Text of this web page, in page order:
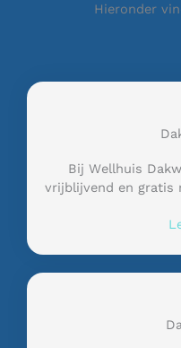
Hieronder
Bij Wellhuis
vrijblijvend en gratis